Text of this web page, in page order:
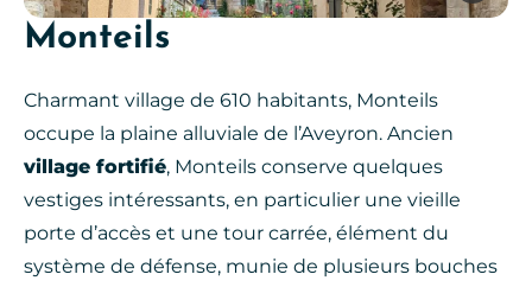
Monteils
Charmant village de 610 habitants, Monteils
occupe la plaine alluviale de l’Aveyron. Ancien
village fortifié, Monteils conserve quelques
vestiges intéressants, en particulier une vieille
porte d’accès et une tour carrée, élément du
système de défense, munie de plusieurs bouches